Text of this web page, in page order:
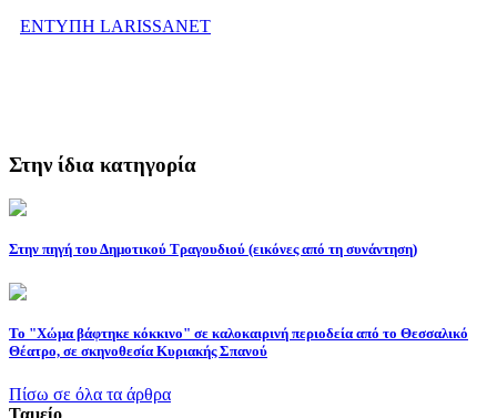
ΕΝΤΥΠΗ LARISSANET
Στην ίδια κατηγορία
Στην πηγή του Δημοτικού Τραγουδιού (εικόνες από τη συνάντηση)
Το "Χώμα βάφτηκε κόκκινο" σε καλοκαιρινή περιοδεία από το Θεσσαλικό
Θέατρο, σε σκηνοθεσία Κυριακής Σπανού
Πίσω σε όλα τα άρθρα